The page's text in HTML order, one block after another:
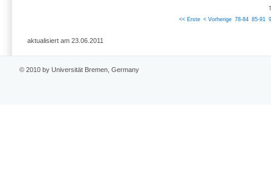
<< Erste < Vorherige 78-84 85-91
aktualisiert am 23.06.2011
© 2010 by Universität Bremen, Germany